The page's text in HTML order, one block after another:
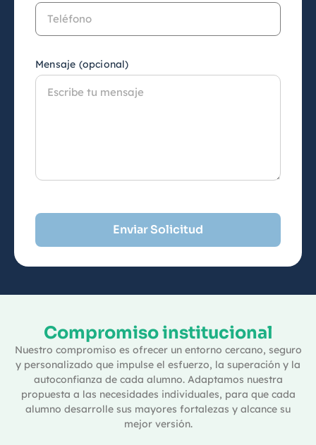
Mensaje (opcional)
Compromiso institucional
Nuestro compromiso es ofrecer un entorno cercano, seguro
y personalizado que impulse el esfuerzo, la superación y la
autoconfianza de cada alumno. Adaptamos nuestra
propuesta a las necesidades individuales, para que cada
alumno desarrolle sus mayores fortalezas y alcance su
mejor versión.